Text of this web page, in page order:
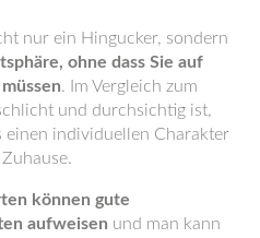
nur ein Hingucker, sondern
ohne dass Sie auf
. Im Vergleich zum
und durchsichtig ist,
individuellen Charakter
können gute
aufweisen und man kann